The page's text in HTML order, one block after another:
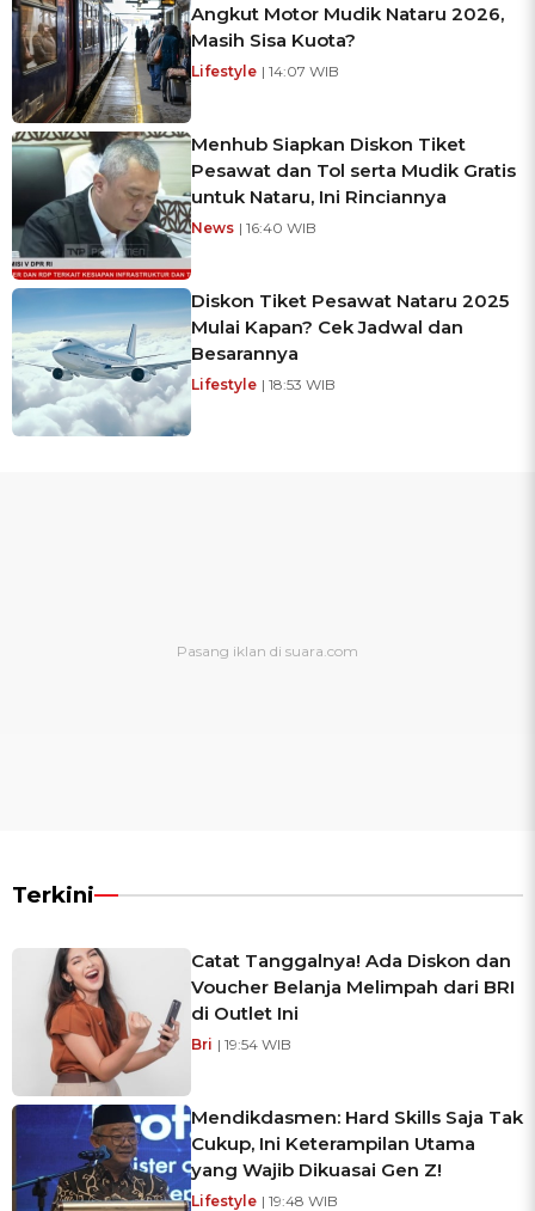
Angkut Motor Mudik Nataru 2026,
Masih Sisa Kuota?
Lifestyle | 14:07 WIB
Menhub Siapkan Diskon Tiket
Pesawat dan Tol serta Mudik Gratis
untuk Nataru, Ini Rinciannya
News | 16:40 WIB
Diskon Tiket Pesawat Nataru 2025
Mulai Kapan? Cek Jadwal dan
Besarannya
Lifestyle | 18:53 WIB
Terkini
Catat Tanggalnya! Ada Diskon dan
Voucher Belanja Melimpah dari BRI
di Outlet Ini
Bri | 19:54 WIB
Mendikdasmen: Hard Skills Saja Tak
Cukup, Ini Keterampilan Utama
yang Wajib Dikuasai Gen Z!
Lifestyle | 19:48 WIB